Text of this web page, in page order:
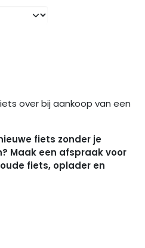
over bij aankoop van een
fiets zonder je
Maak een afspraak voor
fiets, oplader en